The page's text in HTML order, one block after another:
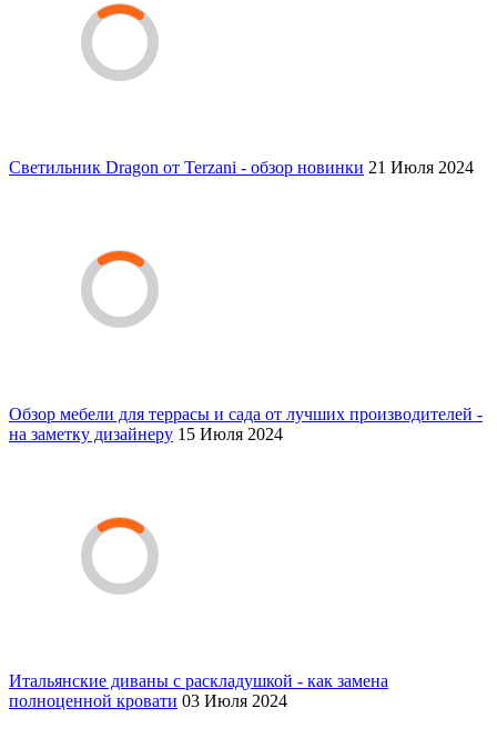
Светильник Dragon от Terzani - обзор новинки 21 Июля 2024
Обзор мебели для террасы и сада от лучших производителей -
на заметку дизайнеру 15 Июля 2024
Итальянские диваны с раскладушкой - как замена
полноценной кровати 03 Июля 2024